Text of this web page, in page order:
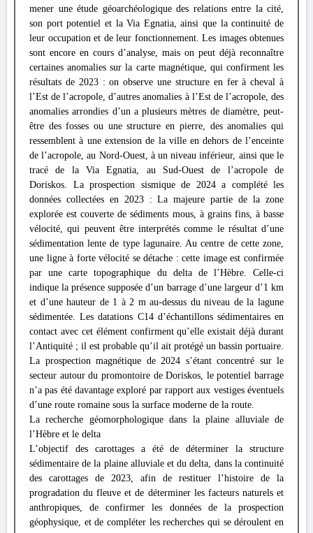
mener une étude géoarchéologique des relations entre la cité,
son port potentiel et la Via Egnatia, ainsi que la continuité de
leur occupation et de leur fonctionnement. Les images obtenues
sont encore en cours d’analyse, mais on peut déjà reconnaître
certaines anomalies sur la carte magnétique, qui confirment les
résultats de 2023 : on observe une structure en fer à cheval à
l’Est de l’acropole, d’autres anomalies à l’Est de l’acropole, des
anomalies arrondies d’un a plusieurs mètres de diamètre, peut-
être des fosses ou une structure en pierre, des anomalies qui
ressemblent à une extension de la ville en dehors de l’enceinte
de l’acropole, au Nord-Ouest, à un niveau inférieur, ainsi que le
tracé de la Via Egnatia, au Sud-Ouest de l’acropole de
Doriskos. La prospection sismique de 2024 a complété les
données collectées en 2023 : La majeure partie de la zone
explorée est couverte de sédiments mous, à grains fins, à basse
vélocité, qui peuvent être interprétés comme le résultat d’une
sédimentation lente de type lagunaire. Au centre de cette zone,
une ligne à forte vélocité se détache : cette image est confirmée
par une carte topographique du delta de l’Hèbre. Celle-ci
indique la présence supposée d’un barrage d’une largeur d’1 km
et d’une hauteur de 1 à 2 m au-dessus du niveau de la lagune
sédimentée. Les datations C14 d’échantillons sédimentaires en
contact avec cet élément confirment qu’elle existait déjà durant
l’Antiquité ; il est probable qu’il ait protégé un bassin portuaire.
La prospection magnétique de 2024 s’étant concentré sur le
secteur autour du promontoire de Doriskos, le potentiel barrage
n’a pas été davantage exploré par rapport aux vestiges éventuels
d’une route romaine sous la surface moderne de la route.
La recherche géomorphologique dans la plaine alluviale de
l’Hèbre et le delta
L’objectif des carottages a été de déterminer la structure
sédimentaire de la plaine alluviale et du delta, dans la continuité
des carottages de 2023, afin de restituer l’histoire de la
progradation du fleuve et de déterminer les facteurs naturels et
anthropiques, de confirmer les données de la prospection
géophysique, et de compléter les recherches qui se déroulent en